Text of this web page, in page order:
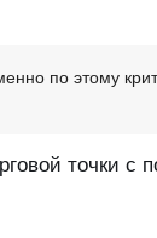
по этому
точки